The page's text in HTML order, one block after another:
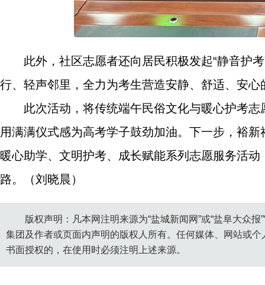
此外，社区志愿者还向居民积极发起“静音护
行、轻声邻里，全力为考生营造安静、舒适、安
此次活动，将传统端午民俗文化与暖心护考
用满满仪式感为高考学子鼓劲加油。下一步，裕
暖心助学、文明护考、成长赋能系列志愿服务活
路。（刘晓晨）
版权声明：凡本网注明来源为“盐城新闻网”或“盐阜大众
集团及作者或页面内声明的版权人所有。任何媒体、网站或
书面授权的，在使用时必须注明上述来源。